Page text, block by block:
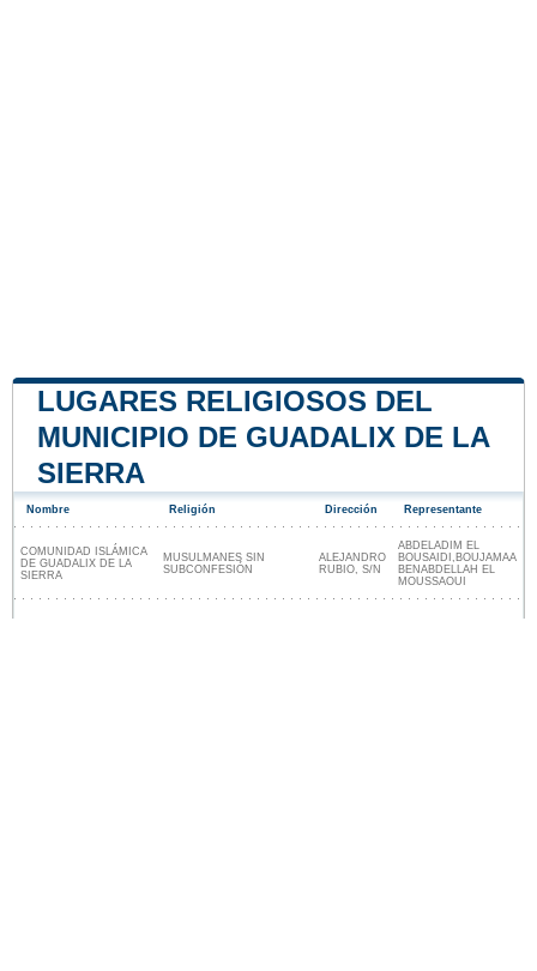
LUGARES RELIGIOSOS DEL
MUNICIPIO DE GUADALIX DE LA
SIERRA
Nombre Religión Dirección Representante
COMUNIDAD ISLÁMICA
DE GUADALIX DE LA
SIERRA
MUSULMANES SIN
SUBCONFESIÓN
ALEJANDRO
RUBIO, S/N
ABDELADIM EL
BOUSAIDI,BOUJAMAA
BENABDELLAH EL
MOUSSAOUI